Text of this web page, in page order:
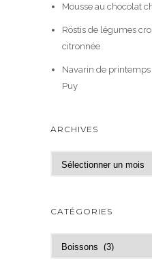
Mousse au chocolat
Röstis de légumes
citronnée
Navarin de
Puy
ARCHIVES
h
CATÉGORIES